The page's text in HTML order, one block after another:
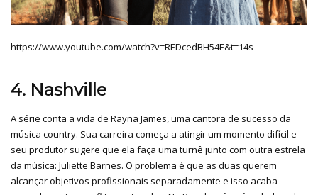
https://www.youtube.com/watch?v=REDcedBH54E&t=14s
4. Nashville
A série conta a vida de Rayna James, uma cantora de sucesso da
música country. Sua carreira começa a atingir um momento difícil e
seu produtor sugere que ela faça uma turnê junto com outra estrela
da música: Juliette Barnes. O problema é que as duas querem
alcançar objetivos profissionais separadamente e isso acaba